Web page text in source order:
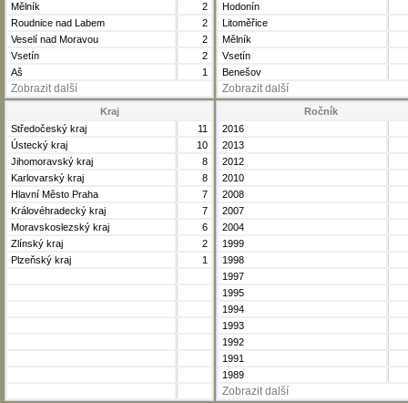
Mělník
2
Roudnice nad Labem
2
Veselí nad Moravou
2
Vsetín
2
Aš
1
Zobrazit další
Hodonín
Litoměřice
Mělník
Vsetín
Benešov
Zobrazit další
Kraj
Středočeský kraj
11
Ústecký kraj
10
Jihomoravský kraj
8
Karlovarský kraj
8
Hlavní Město Praha
7
Královéhradecký kraj
7
Moravskoslezský kraj
6
Zlínský kraj
2
Plzeňský kraj
1
Ročník
2016
2013
2012
2010
2008
2007
2004
1999
1998
1997
1995
1994
1993
1992
1991
1989
Zobrazit další